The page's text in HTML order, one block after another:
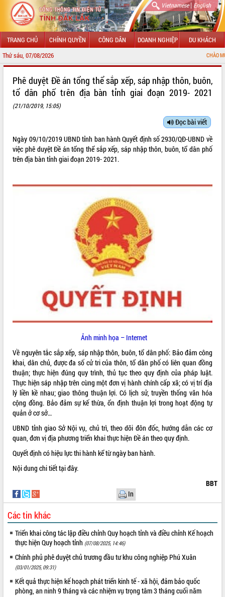
Vietnamese| English
TRANG CHỦ CHÍNH QUYỀN CÔNG DÂN DOANH NGHIỆP DU KHÁCH
Thứ sáu, 07/08/2026 CHÀO MỪNG ĐẾN
LÃNH ĐẠO UBND TỈNH
SỞ, BAN, NGÀNH
UBND CÁC XÃ, PHƯỜNG
VIDEO
Hội nghị UBND tỉnh Đắk Lắk thường kỳ
tháng 7/2026
Lễ truy tặng danh hiệu “Bà Mẹ Việt
Phê duyệt Đề án tổng thể sắp xếp, sáp nhập thôn, buôn,
tổ dân phố trên địa bàn tỉnh giai đoạn 2019- 2021
(21/10/2019, 15:05)
Đọc bài viết
Ngày 09/10/2019 UBND tỉnh ban hành Quyết định số 2930/QĐ-UBND về
việc phê duyệt Đề án tổng thể sắp xếp, sáp nhập thôn, buôn, tổ dân phố
trên địa bàn tỉnh giai đoạn 2019- 2021.
Ảnh minh họa – Internet
Về nguyên tắc sắp xếp, sáp nhập thôn, buôn, tổ dân phố: Bảo đảm công
khai, dân chủ, được đa số cử tri của thôn, tổ dân phố có liên quan đồng
thuận; thực hiện đúng quy trình, thủ tục theo quy định của pháp luật.
Thực hiện sáp nhập trên cùng một đơn vị hành chính cấp xã; có vị trí địa
lý liền kề nhau; giao thông thuận lợi. Có lịch sử, truyền thống văn hóa
cộng đồng. Bảo đảm sự kế thừa, ổn định thuận lợi trong hoạt động tự
quản ở cơ sở…
UBND tỉnh giao Sở Nội vụ, chủ trì, theo dõi đôn đốc, hướng dẫn các cơ
quan, đơn vị địa phương triển khai thực hiện Đề án theo quy định.
Quyết định có hiệu lực thi hành kể từ ngày ban hành.
Nội dung chi tiếttại đây.
BBT
In
Các tin khác
Triển khai công tác lập điều chỉnh Quy hoạch tỉnh và điều chỉnh Kế hoạch
thực hiện Quy hoạch tỉnh (07/08/2025, 14:46)
Chính phủ phê duyệt chủ trương đầu tư khu công nghiệp Phú Xuân
(03/01/2025, 09:31)
Kết quả thực hiện kế hoạch phát triển kinh tế - xã hội, đảm bảo quốc
phòng, an ninh 9 tháng và các nhiệm vụ trọng tâm 3 tháng cuối năm